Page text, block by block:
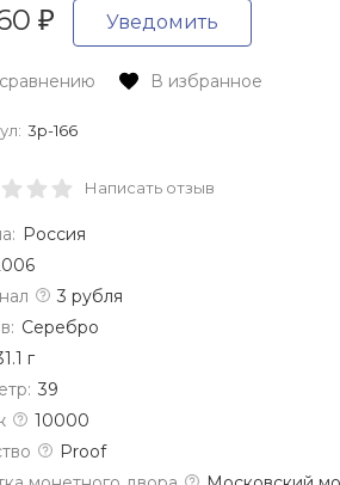
₽ Уведомить
В избранное
3р-166
Написать отзыв
Россия
3 рубля
Серебро
г
39
10000
Proof